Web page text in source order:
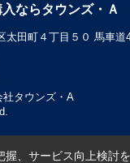
ならタウンズ・Ａ
太田町４丁目５０ 馬車道
社タウンズ・A
、サービス向上検討